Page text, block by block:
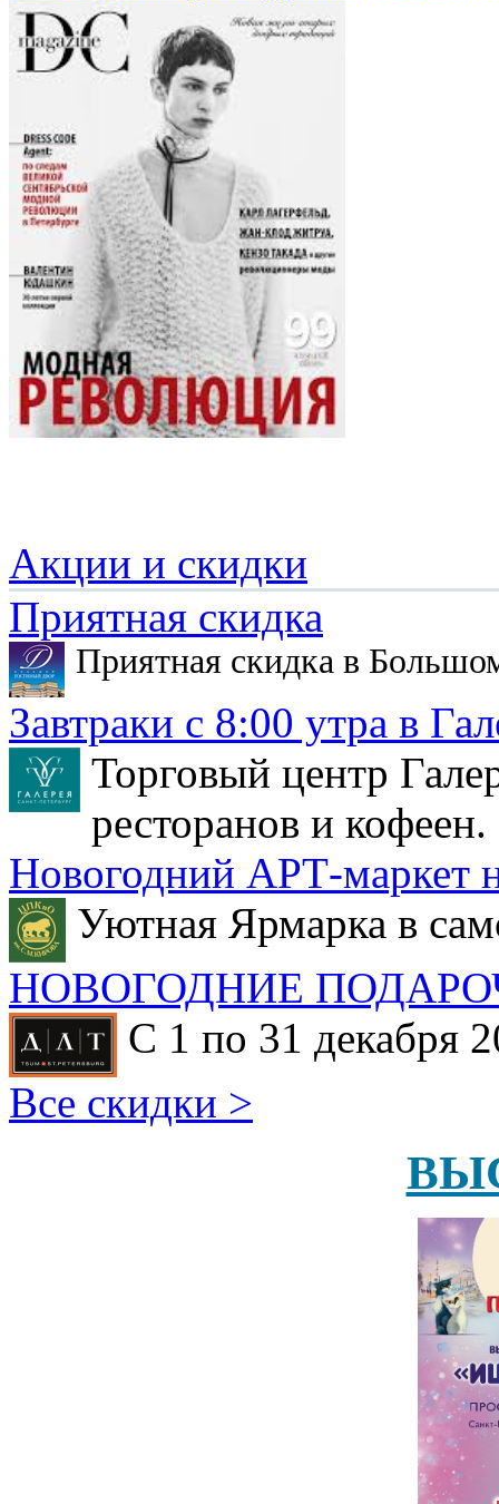
Акции и скидки
Приятная скидка
Приятная скидка в
Завтраки с 8:00 утра в
Торговый центр
ресторанов и кофеен.
Новогодний АРТ-маркет
Уютная Ярмарка в
НОВОГОДНИЕ
С 1 по 31 декабря
Все скидки >